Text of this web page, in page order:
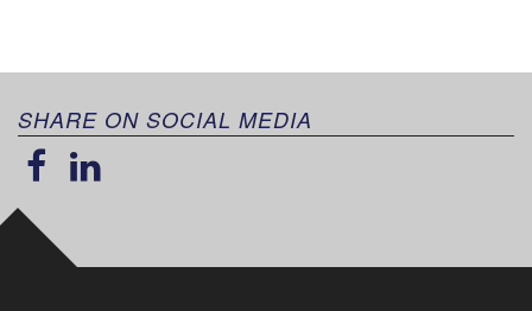
SHARE ON SOCIAL MEDIA